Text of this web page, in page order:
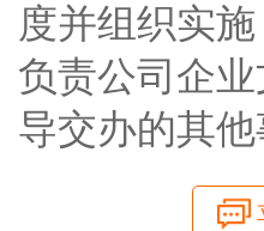
度并组织实
负责公司企
导交办的其他